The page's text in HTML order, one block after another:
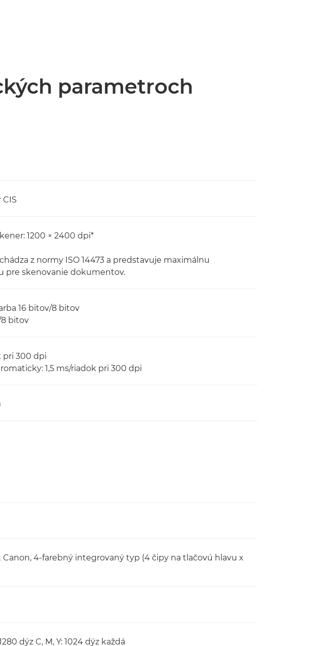
parametroch
1200 × 2400 dpi*
z normy ISO 14473 a predstavuje maximálnu
pre skenovanie dokumentov.
16 bitov/8 bitov
8 bitov
pri 300 dpi
1,5 ms/riadok pri 300 dpi
4-farebný integrovaný typ (4 čipy na tlačovú hlavu x
dýz C, M, Y: 1024 dýz každá